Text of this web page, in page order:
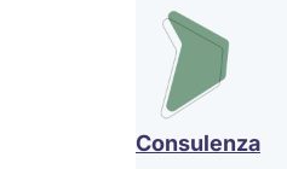
Consulenza